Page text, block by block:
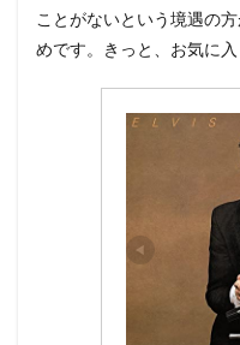
ことがないという境遇の
めです。きっと、お気に